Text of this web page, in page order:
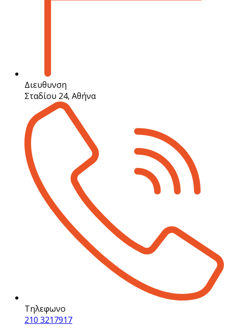
Διευθυνση
Σταδίου 24, Αθήνα
Τηλεφωνο
210 3217917